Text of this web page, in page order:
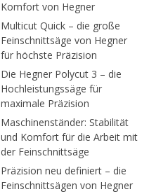
Komfort von Hegner
Multicut Quick – die große
Feinschnittsäge von Hegner
für höchste Präzision
Die Hegner Polycut 3 – die
Hochleistungssäge für
maximale Präzision
Maschinenständer: Stabilität
und Komfort für die Arbeit mit
der Feinschnittsäge
Präzision neu definiert – die
Feinschnittsägen von Hegner